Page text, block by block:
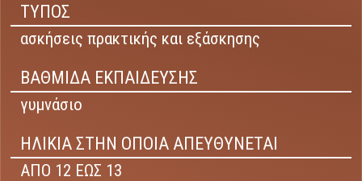
ΤΥΠΟΣ
ασκήσεις πρακτικής και εξάσκησης
ΒΑΘΜΙΔΑ ΕΚΠΑΙΔΕΥΣΗΣ
γυμνάσιο
ΗΛΙΚΙΑ ΣΤΗΝ ΟΠΟΙΑ ΑΠΕΥΘΥΝΕΤΑΙ
ΑΠΟ 12 ΕΩΣ 13